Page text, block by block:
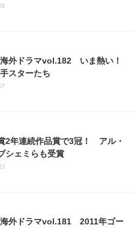
外ドラマvol.182 いま熱い！
スターたち
2年連続作品賞で3冠！ アル・
シェミらも受賞
海外ドラマvol.181 2011年ゴー